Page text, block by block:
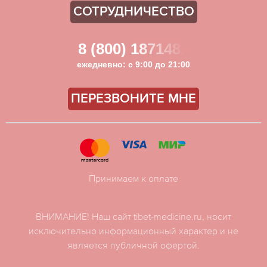
СОТРУДНИЧЕСТВО
8 (800) 1871481
ежедневно: с 9:00 до 21:00
ПЕРЕЗВОНИТЕ МНЕ
ВНИМАНИЕ! Наш сайт tibet-medicine.ru, носит
исключительно информационный характер и не
является публичной офертой.
Принимаем к оплате